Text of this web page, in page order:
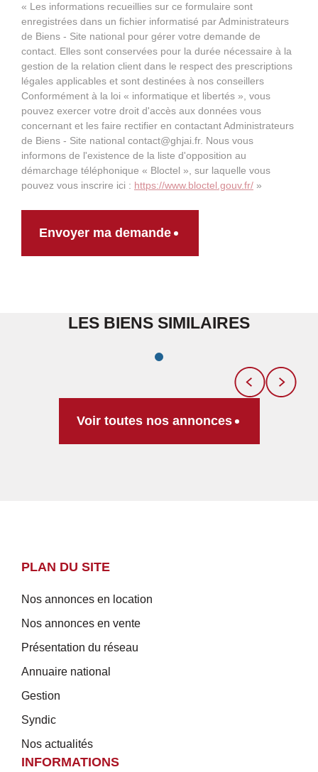
« Les informations recueillies sur ce formulaire sont
enregistrées dans un fichier informatisé par Administrateurs
de Biens - Site national pour gérer votre demande de
contact. Elles sont conservées pour la durée nécessaire à la
gestion de la relation client dans le respect des prescriptions
légales applicables et sont destinées à nos conseillers
Conformément à la loi « informatique et libertés », vous
pouvez exercer votre droit d'accès aux données vous
concernant et les faire rectifier en contactant Administrateurs
de Biens - Site national contact@ghjai.fr. Nous vous
informons de l'existence de la liste d'opposition au
démarchage téléphonique « Bloctel », sur laquelle vous
pouvez vous inscrire ici : https://www.bloctel.gouv.fr/ »
Envoyer ma demande
LES BIENS SIMILAIRES
Voir toutes nos annonces
PLAN DU SITE
Nos annonces en location
Nos annonces en vente
Présentation du réseau
Annuaire national
Gestion
Syndic
Nos actualités
INFORMATIONS